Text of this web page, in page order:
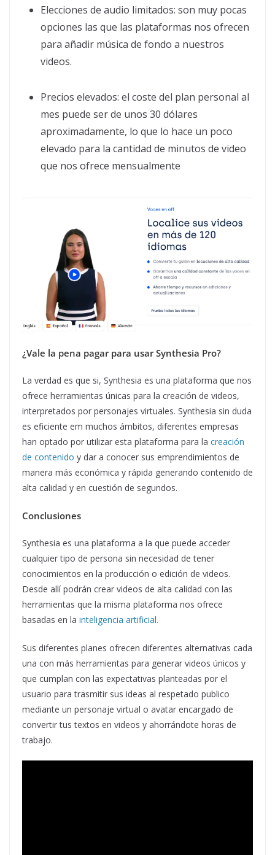
Elecciones de audio limitados: son muy pocas
opciones las que las plataformas nos ofrecen
para añadir música de fondo a nuestros
videos.
Precios elevados: el coste del plan personal al
mes puede ser de unos 30 dólares
aproximadamente, lo que lo hace un poco
elevado para la cantidad de minutos de video
que nos ofrece mensualmente
¿Vale la pena pagar para usar Synthesia Pro?
La verdad es que si, Synthesia es una plataforma que nos
ofrece herramientas únicas para la creación de videos,
interpretados por personajes virtuales. Synthesia sin duda
es eficiente em muchos ámbitos, diferentes empresas
han optado por utilizar esta plataforma para la creación
de contenido y dar a conocer sus emprendimientos de
manera más económica y rápida generando contenido de
alta calidad y en cuestión de segundos.
Conclusiones
Synthesia es una plataforma a la que puede acceder
cualquier tipo de persona sin necesidad de tener
conocimientos en la producción o edición de videos.
Desde allí podrán crear videos de alta calidad con las
herramientas que la misma plataforma nos ofrece
basadas en la inteligencia artificial.
Sus diferentes planes ofrecen diferentes alternativas cada
una con más herramientas para generar videos únicos y
que cumplan con las expectativas planteadas por el
usuario para trasmitir sus ideas al respetado publico
mediante un personaje virtual o avatar encargado de
convertir tus textos en videos y ahorrándote horas de
trabajo.